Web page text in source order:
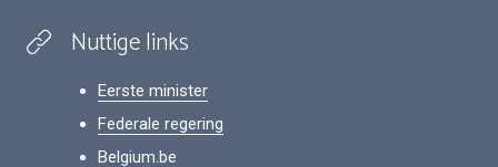
Nuttige links
Eerste minister
Federale regering
Belgium.be